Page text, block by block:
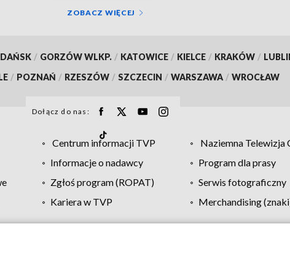
ZOBACZ WIĘCEJ
/ GORZÓW WLKP. / KATOWICE / KIELCE / KRAKÓW /
/ POZNAŃ / RZESZÓW / SZCZECIN / WARSZAWA / WROCŁAW
Dołącz do nas:
Centrum informacji TVP Naziemna Telewizja
Informacje o nadawcy
Program dla prasy
Zgłoś program (ROPAT)
Serwis fotograficzny
Kariera w TVP
Merchandising